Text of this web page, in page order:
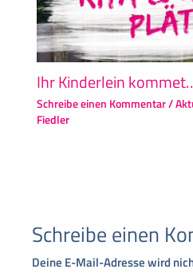
Ihr Kinderlein
Schreibe einen Kommentar/
Fiedler
Schreibe einen
Deine E-Mail-Adresse wird